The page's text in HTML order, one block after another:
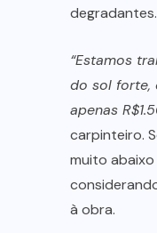
degradantes.
“Estamos
do sol forte,
apenas
carpinteiro.
muito
à obra.